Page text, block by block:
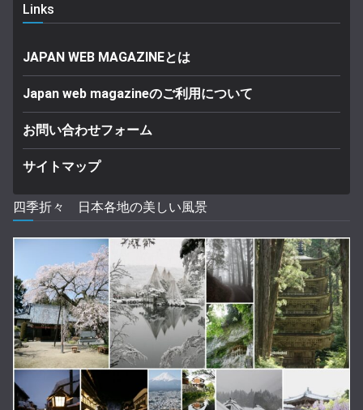
Links
JAPAN WEB MAGAZINEとは
Japan web magazineのご利用について
お問い合わせフォーム
サイトマップ
四季折々 日本各地の美しい風景